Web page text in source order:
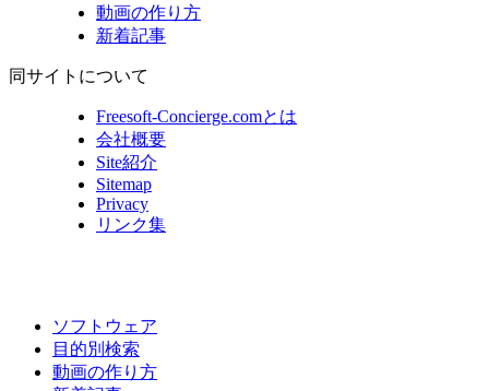
動画の作り方
新着記事
同サイトについて
Freesoft-Concierge.comとは
会社概要
Site紹介
Sitemap
Privacy
リンク集
ソフトウェア
目的別検索
動画の作り方